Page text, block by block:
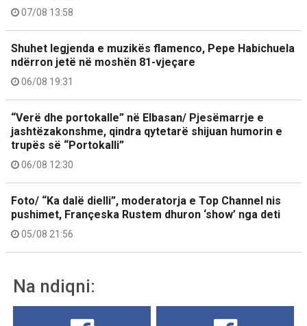
07/08 13:58
Shuhet legjenda e muzikës flamenco, Pepe Habichuela
ndërron jetë në moshën 81-vjeçare
06/08 19:31
“Verë dhe portokalle” në Elbasan/ Pjesëmarrje e
jashtëzakonshme, qindra qytetarë shijuan humorin e
trupës së “Portokalli”
06/08 12:30
Foto/ “Ka dalë dielli”, moderatorja e Top Channel nis
pushimet, Françeska Rustem dhuron ‘show’ nga deti
05/08 21:56
Na ndiqni: